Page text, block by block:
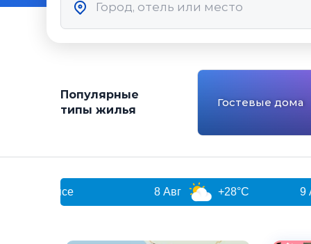
Популярные
типы жилья
Гостевые дома
+28°C 9 Авг